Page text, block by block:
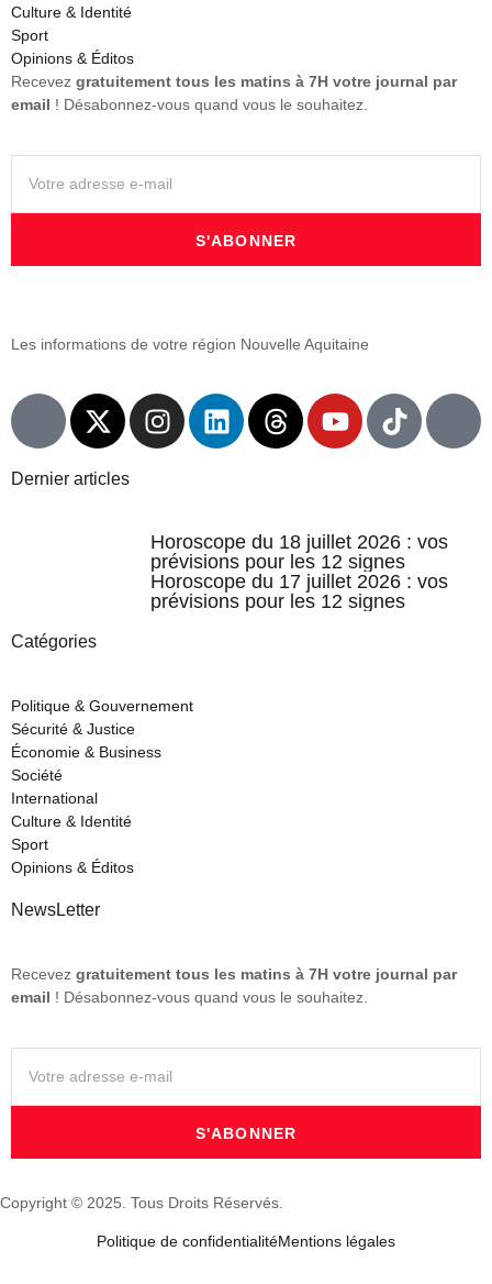
Culture & Identité
Sport
Opinions & Éditos
Recevez gratuitement tous les matins à 7H votre journal par
email ! Désabonnez-vous quand vous le souhaitez.
S'ABONNER
Les informations de votre région Nouvelle Aquitaine
Dernier articles
Horoscope du 18 juillet 2026 : vos
prévisions pour les 12 signes
Horoscope du 17 juillet 2026 : vos
prévisions pour les 12 signes
Catégories
Politique & Gouvernement
Sécurité & Justice
Économie & Business
Société
International
Culture & Identité
Sport
Opinions & Éditos
NewsLetter
Recevez gratuitement tous les matins à 7H votre journal par
email ! Désabonnez-vous quand vous le souhaitez.
S'ABONNER
Copyright © 2025. Tous Droits Réservés.
Politique de confidentialitéMentions légales